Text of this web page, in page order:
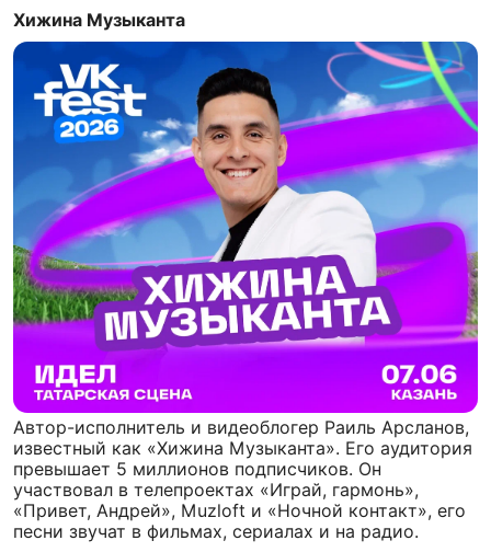
Хижина Музыканта
Автор-исполнитель и видеоблогер Раиль Арсланов,
известный как «Хижина Музыканта». Его аудитория
превышает 5 миллионов подписчиков. Он
участвовал в телепроектах «Играй, гармонь»,
«Привет, Андрей», Muzloft и «Ночной контакт», его
песни звучат в фильмах, сериалах и на радио.